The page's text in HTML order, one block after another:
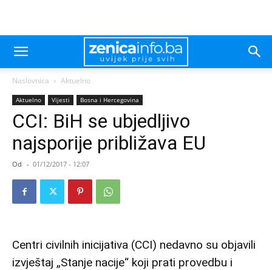
Naslovnica Aktuelno
Aktuelno Vijesti Bosna i Hercegovina
CCI: BiH se ubjedljivo
najsporije približava EU
Od - 01/12/2017 - 12:07
Centri civilnih inicijativa (CCI) nedavno su objavili
izvještaj „Stanje nacije“ koji prati provedbu i